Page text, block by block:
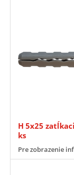
H 5x25
ks
Pre zobrazenie